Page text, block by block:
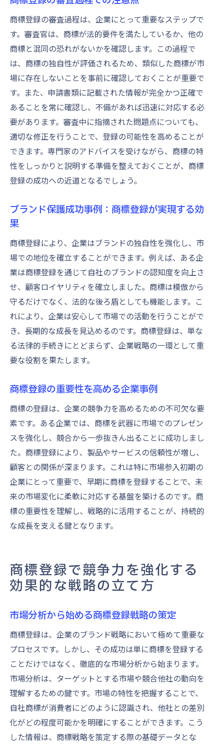
商標登録が企業成長を促進する理由とその効果
的活用
商標登録が企業成長に与える具体的影響
成長を促進する商標登録の活用戦略
商標が企業の市場拡大に寄与する理由
登録商標の効果的活用による企業の競争優
位
商標登録が企業成長の壁を乗り越える鍵
商標を成長戦略に統合する方法とその成果
商標登録の審査過程は、企業にとって重要なステップで
す。審査官は、商標が法的要件を満たしているか、他の
商標と混同の恐れがないかを確認します。この過程で
は、商標の独自性が評価されるため、類似した商標が市
場に存在しないことを事前に確認しておくことが重要で
す。また、申請書類に記載された情報が完全かつ正確で
あることを常に確認し、不備があれば迅速に対応する必
要があります。審査中に指摘された問題点についても、
適切な修正を行うことで、登録の可能性を高めることが
できます。専門家のアドバイスを受けながら、商標の特
性をしっかりと説明する準備を整えておくことが、商標
登録の成功への近道となるでしょう。
ブランド保護成功事例：商標登録が実現する効
果
商標登録により、企業はブランドの独自性を強化し、市
場での地位を確立することができます。例えば、ある企
業は商標登録を通じて自社のブランドの認知度を向上さ
せ、顧客ロイヤリティを確立しました。商標は模倣から
守るだけでなく、法的な後ろ盾としても機能します。こ
れにより、企業は安心して市場での活動を行うことがで
き、長期的な成長を見込めるのです。商標登録は、単な
る法律的手続きにとどまらず、企業戦略の一環として重
要な役割を果たします。
商標登録の重要性を高める企業事例
商標の登録は、企業の競争力を高めるための不可欠な要
素です。ある企業では、商標を武器に市場でのプレゼン
スを強化し、競合から一歩抜きん出ることに成功しまし
た。商標登録により、製品やサービスの信頼性が増し、
顧客との関係が深まります。これは特に市場参入初期の
企業にとって重要で、早期に商標を登録することで、未
来の市場変化に柔軟に対応する基盤を築けるのです。商
標の重要性を理解し、戦略的に活用することが、持続的
な成長を支える鍵となります。
商標登録で競争力を強化する
効果的な戦略の立て方
市場分析から始める商標登録戦略の策定
商標登録は、企業のブランド戦略において極めて重要な
プロセスです。しかし、その成功は単に商標を登録する
ことだけではなく、徹底的な市場分析から始まります。
市場分析は、ターゲットとする市場や競合他社の動向を
理解するための鍵です。市場の特性を把握することで、
自社商標が消費者にどのように認識され、他社との差別
化がどの程度可能かを明確にすることができます。こう
した情報は、商標戦略を策定する際の基礎データとな